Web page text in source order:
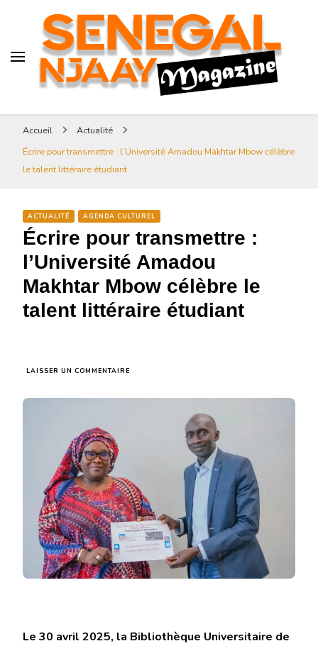
Senegal-njaay.com littérature
Africaine littérature sénégalaise
Art et Culture
Magazine Sénégal Njaay –
Senegal-njaay.com littérature
Africaine littérature
sénégalaise Art et Culture
revue littéraire africaine
Accueil
Actualité
Écrire pour transmettre : l’Université Amadou Makhtar Mbow célèbre
le talent littéraire étudiant
ACTUALITÉ AGENDA CULTUREL
Écrire pour transmettre :
l’Université Amadou
Makhtar Mbow célèbre le
talent littéraire étudiant
LAISSER UN COMMENTAIRE
LE
TALENT
LITTÉRAIRE
ÉTUDIANT
Le 30 avril 2025, la Bibliothèque Universitaire de